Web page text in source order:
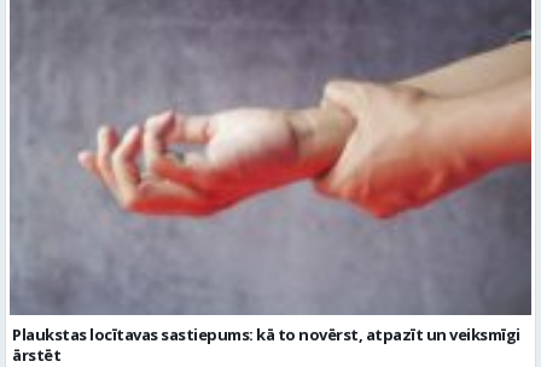
Plaukstas locītavas sastiepums: kā to novērst, atpazīt un veiksmīgi
ārstēt